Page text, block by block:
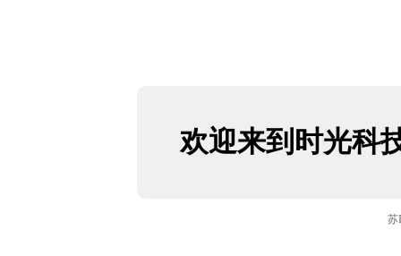
欢迎来到时光科
苏